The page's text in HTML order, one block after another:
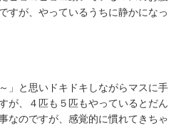
すが、やっているうちに静かになっ
」と思いドキドキしながらマスに手
が、４匹も５匹もやっているとだん
なのですが、感覚的に慣れてきちゃ